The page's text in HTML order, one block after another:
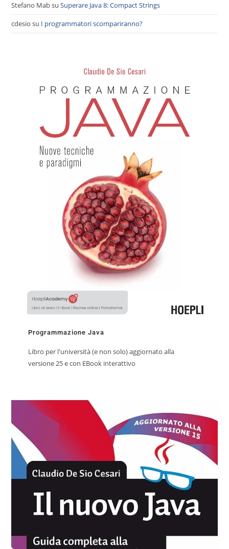
Stefano MabsuSuperare Java 8: Compact Strings
cdesio su I programmatori scompariranno?
Programmazione Java
Libro per l'università (e non solo) aggiornato alla
versione 25 e con EBook interattivo